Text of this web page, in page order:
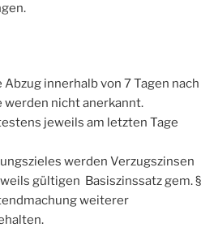
innerhalb von 7 Tagen nach
werden nicht anerkannt.
jeweils am letzten Tage
werden Verzugszinsen
gültigen Basiszinssatz gem. §
weiterer